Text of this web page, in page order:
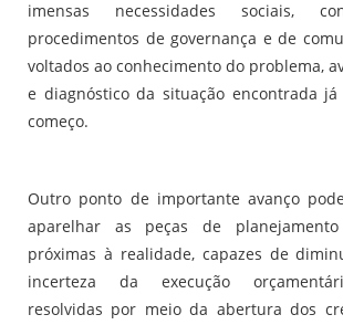
imensas necessidades sociais,
procedimentos de governança e de
voltados ao conhecimento do problema,
e diagnóstico da situação encontrada
começo.
Outro ponto de importante avanço
aparelhar as peças de
próximas à realidade, capazes de
incerteza da execução
resolvidas por meio da abertura dos